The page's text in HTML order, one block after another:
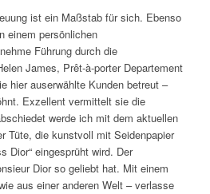
ist ein Maßstab für sich. Ebenso
einem persönlichen
Führung durch die
James, Prêt-à-porter Departement
hier auserwählte Kunden betreut –
Exzellent vermittelt sie die
werde ich mit dem aktuellen
Tüte, die kunstvoll mit Seidenpapier
Dior“ eingesprüht wird. Der
Dior so geliebt hat. Mit einem
aus einer anderen Welt – verlasse